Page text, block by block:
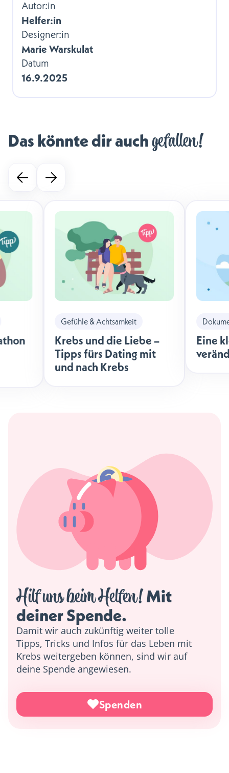
Autor:in
Helfer:in
Designer:in
Marie Warskulat
Datum
16.9.2025
Das könnte dir auch gefallen!
Gefühle & Achtsamkeit
Krebs und die Liebe –
Tipps fürs Dating mit
und nach Krebs
Eine
Hilf uns beim Helfen! Mit
deiner Spende.
Damit wir auch zukünftig weiter tolle
Tipps, Tricks und Infos für das Leben mit
Krebs weitergeben können, sind wir auf
deine Spende angewiesen.
Spenden